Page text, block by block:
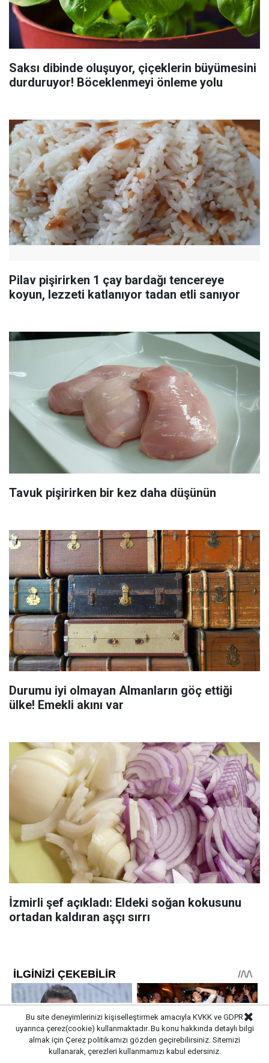
Saksı dibinde oluşuyor, çiçeklerin büyümesini
durduruyor! Böceklenmeyi önleme yolu
Pilav pişirirken 1 çay bardağı tencereye
koyun, lezzeti katlanıyor tadan etli sanıyor
Tavuk pişirirken bir kez daha düşünün
Durumu iyi olmayan Almanların göç ettiği
ülke! Emekli akını var
İzmirli şef açıkladı: Eldeki soğan kokusunu
ortadan kaldıran aşçı sırrı
Bu site deneyimlerinizi kişiselleştirmek amacıyla KVKK ve GDPR
uyarınca çerez(cookie) kullanmaktadır. Bu konu hakkında detaylı bilgi
almak için Çerez politikamızı gözden geçirebilirsiniz. Sitemizi
kullanarak, çerezleri kullanmamızı kabul edersiniz.